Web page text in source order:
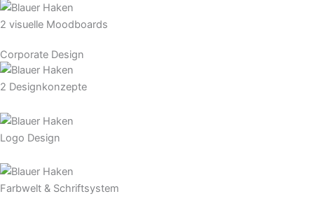
2 visuelle Moodboards
Corporate Design
2 Designkonzepte
Logo Design
Farbwelt & Schriftsystem